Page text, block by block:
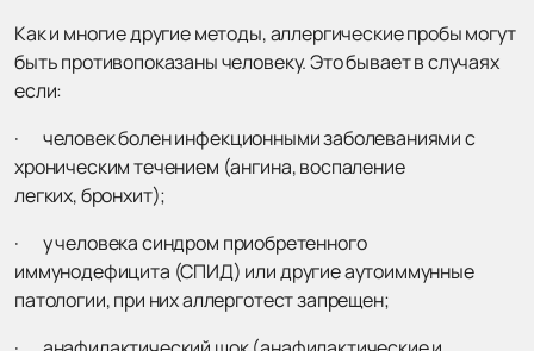
Как и многие другие методы, аллергические пробы могут
быть противопоказаны человеку. Это бывает в случаях
если:
· человек болен инфекционными заболеваниями с
хроническим течением (ангина, воспаление
легких, бронхит);
· у человека синдром приобретенного
иммунодефицита (СПИД) или другие аутоиммунные
патологии, при них аллерготест запрещен;